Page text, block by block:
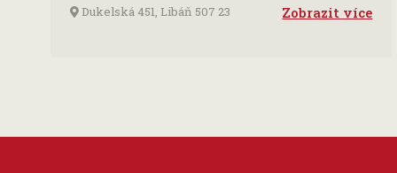
Dukelská 451, Libáň 507 23
Zobrazit více